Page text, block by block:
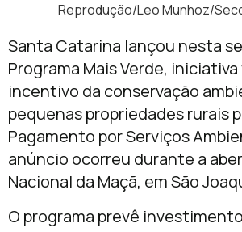
Reprodução/Leo Munhoz/
Santa Catarina lançou nesta
Programa Mais Verde,
incentivo da conservação
pequenas propriedades rurais
Pagamento por Serviços
anúncio ocorreu durante a
Nacional da Maçã, em São
O programa prevê